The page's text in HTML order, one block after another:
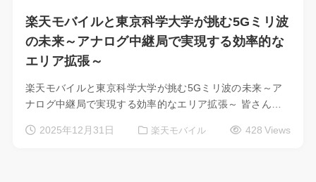
楽天モバイルと東京科学大学が挑む5Gミリ波
の未来～アナログ中継局で実現する効率的な
エリア拡張～
楽天モバイルと東京科学大学が挑む5Gミリ波の未来～ア
ナログ中継局で実現する効率的なエリア拡張～ 皆さん…
2025年12月31日 楽天モバイル 428 Views